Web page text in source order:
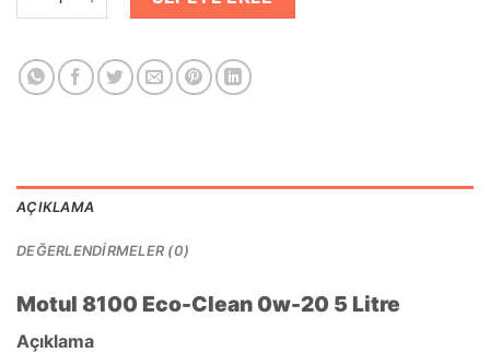
AÇIKLAMA
DEĞERLENDIRMELER (0)
Motul 8100 Eco-Clean 0w-20 5 Litre
Açıklama